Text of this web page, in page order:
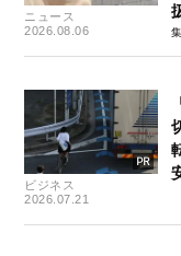
ニュース
2026.08.06
ビジネス
2026.07.21